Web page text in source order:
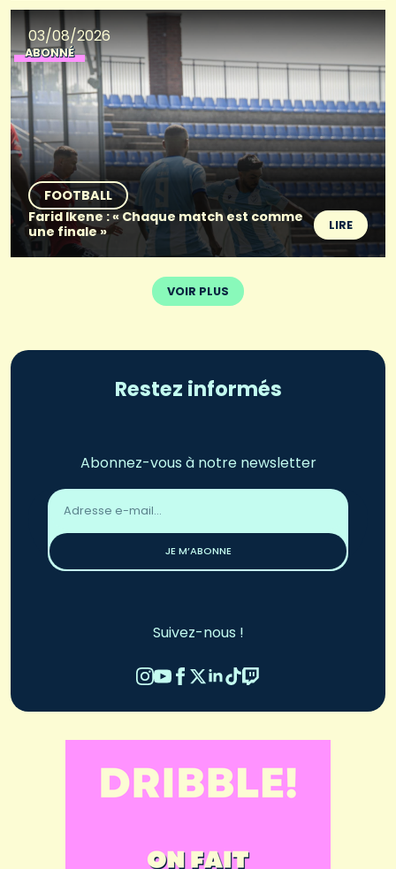
03/08/2026
ABONNÉ
FOOTBALL
Farid Ikene : « Chaque match est comme
une finale »
LIRE
VOIR PLUS
Restez informés
Abonnez-vous à notre newsletter
Adresse
email
JE M’ABONNE
Suivez-nous !